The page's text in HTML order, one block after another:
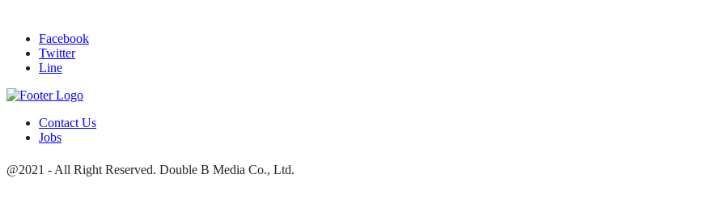
Facebook
Twitter
Line
Contact Us
Jobs
@2021 - All Right Reserved. Double B Media Co., Ltd.